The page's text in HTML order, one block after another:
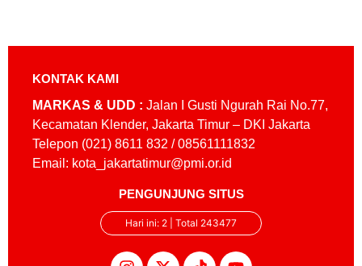
KONTAK KAMI
MARKAS & UDD : Jalan I Gusti Ngurah Rai No.77,
Kecamatan Klender, Jakarta Timur – DKI Jakarta
Telepon (021) 8611 832 / 08561111832
Email: kota_jakartatimur@pmi.or.id
PENGUNJUNG SITUS
Hari ini: 2 | Total 243477